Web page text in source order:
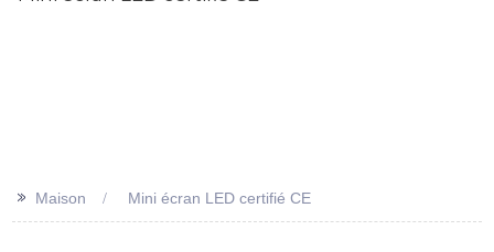
>> Maison Mini écran LED certifié CE